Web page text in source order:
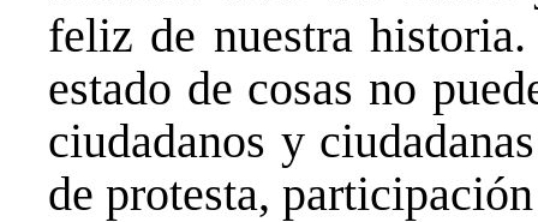
feliz de nuestra
estado de cosas no
ciudadanos y
de protesta,